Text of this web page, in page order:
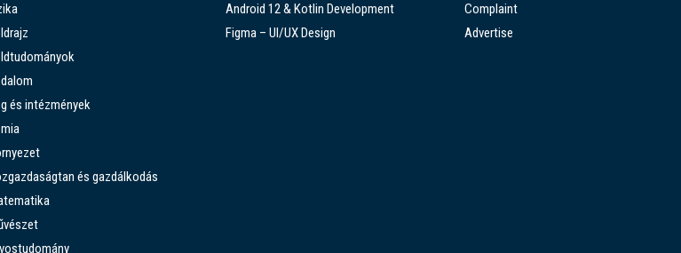
és intézmények
és gazdálkodás
Android 12 & Kotlin Development
Figma – UI/UX Design
Complaint
Advertise